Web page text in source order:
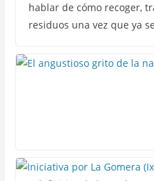
hablar de cómo recoger,
residuos una vez que ya